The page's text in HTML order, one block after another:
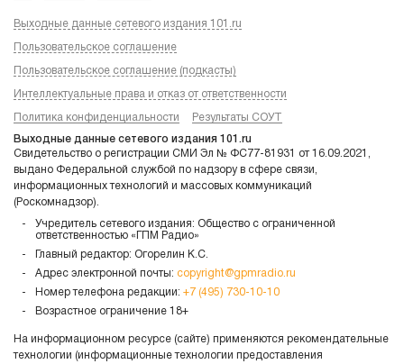
Выходные данные сетевого издания 101.ru
Пользовательское соглашение
Пользовательское соглашение (подкасты)
Интеллектуальные права и отказ от ответственности
Политика конфиденциальности Результаты СОУТ
Выходные данные сетевого издания 101.ru
Свидетельство о регистрации СМИ Эл № ФС77-81931 от 16.09.2021,
выдано Федеральной службой по надзору в сфере связи,
информационных технологий и массовых коммуникаций
(Роскомнадзор).
Учредитель сетевого издания: Общество с ограниченной
ответственностью «ГПМ Радио»
Главный редактор: Огорелин К.С.
Адрес электронной почты: copyright@gpmradio.ru
Номер телефона редакции: +7 (495) 730-10-10
Возрастное ограничение 18+
На информационном ресурсе (сайте) применяются рекомендательные
технологии (информационные технологии предоставления